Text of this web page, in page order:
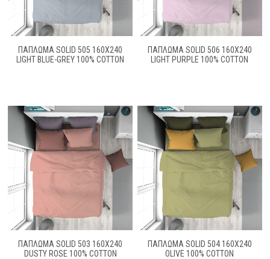
ΠΆΠΛΩΜΑ SOLID 505 160X240
LIGHT BLUE-GREY 100% COTTON
ΠΆΠΛΩΜΑ SOLID 506 160X240
LIGHT PURPLE 100% COTTON
ΠΆΠΛΩΜΑ SOLID 503 160X240
DUSTY ROSE 100% COTTON
ΠΆΠΛΩΜΑ SOLID 504 160X240
OLIVE 100% COTTON